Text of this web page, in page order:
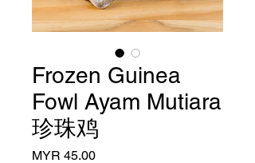
Frozen Guinea
Fowl Ayam Mutiara
珍珠鸡
MYR 45.00價